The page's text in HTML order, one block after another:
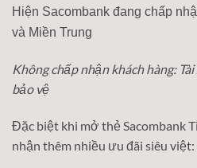
Hiện Sacombank đang chấp
và Miền Trung
Không chấp nhận khách hàng:
bảo vệ
Đặc biệt khi mở thẻ Sacombank
nhận thêm nhiều ưu đãi siêu việt: